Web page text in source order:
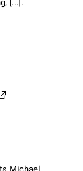
[...].